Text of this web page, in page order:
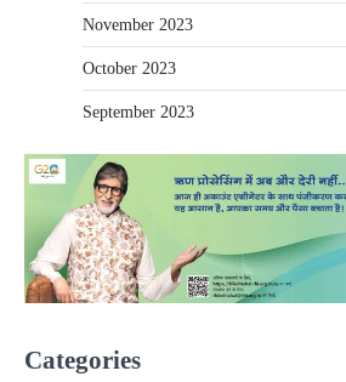
November 2023
October 2023
September 2023
Categories